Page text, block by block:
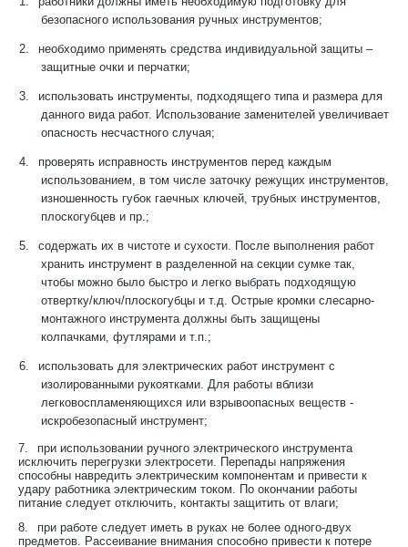
безопасного использования ручных инструментов;
2.
необходимо применять средства индивидуальной защиты –
защитные очки и перчатки;
3.
использовать инструменты, подходящего типа и размера для
данного вида работ. Использование заменителей увеличивает
опасность несчастного случая;
4.
проверять исправность инструментов перед каждым
использованием, в том числе заточку режущих инструментов,
изношенность губок гаечных ключей, трубных инструментов,
плоскогубцев и пр.;
5.
содержать их в чистоте и сухости. После выполнения работ
хранить инструмент в разделенной на секции сумке так,
чтобы можно было быстро и легко выбрать подходящую
отвертку/ключ/плоскогубцы и т.д. Острые кромки слесарно-
монтажного инструмента должны быть защищены
колпачками, футлярами и т.п.;
6.
использовать для электрических работ инструмент с
изолированными рукоятками. Для работы вблизи
легковоспламеняющихся или взрывоопасных веществ -
искробезопасный инструмент;
7.
при использовании ручного электрического инструмента
исключить перегрузки электросети. Перепады напряжения
способны навредить электрическим компонентам и привести к
удару работника электрическим током. По окончании работы
питание следует отключить, контакты защитить от влаги;
8.
при работе следует иметь в руках не более одного-двух
предметов. Рассеивание внимания способно привести к потере